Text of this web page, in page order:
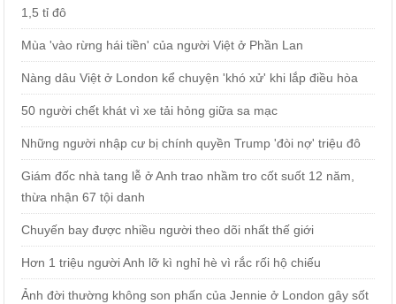
1,5 tỉ đô
Mùa 'vào rừng hái tiền' của người Việt ở Phần Lan
Nàng dâu Việt ở London kể chuyện 'khó xử' khi lắp điều hòa
50 người chết khát vì xe tải hỏng giữa sa mạc
Những người nhập cư bị chính quyền Trump 'đòi nợ' triệu đô
Giám đốc nhà tang lễ ở Anh trao nhầm tro cốt suốt 12 năm,
thừa nhận 67 tội danh
Chuyến bay được nhiều người theo dõi nhất thế giới
Hơn 1 triệu người Anh lỡ kì nghỉ hè vì rắc rối hộ chiếu
Ảnh đời thường không son phấn của Jennie ở London gây sốt